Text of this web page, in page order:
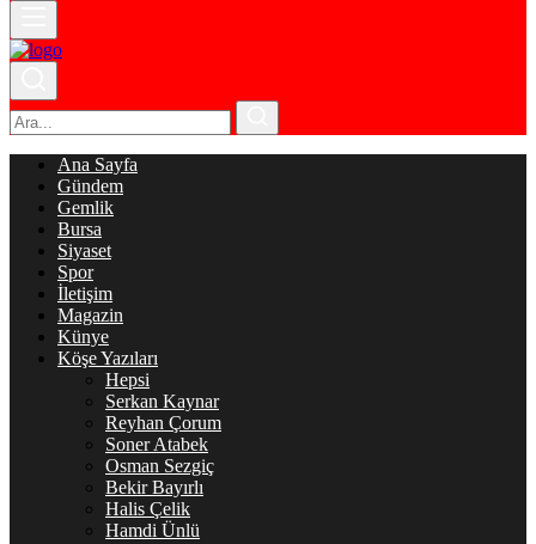
Ana Sayfa
Gündem
Gemlik
Bursa
Siyaset
Spor
İletişim
Magazin
Künye
Köşe Yazıları
Hepsi
Serkan Kaynar
Reyhan Çorum
Soner Atabek
Osman Sezgiç
Bekir Bayırlı
Halis Çelik
Hamdi Ünlü